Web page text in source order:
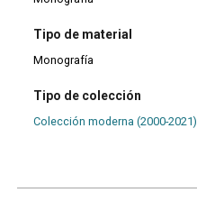
Tipo de material
Monografía
Tipo de colección
Colección moderna (2000-2021)